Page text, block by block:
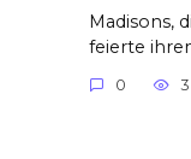
Madisons,
feierte
0 3